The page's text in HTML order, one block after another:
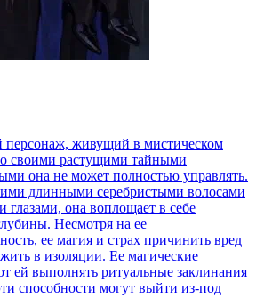
живущий в мистическом
своими растущими тайными
она не может полностью управлять.
длинными серебристыми волосами
она воплощает в себе
Несмотря на ее
ее магия и страх причинить вред
в изоляции. Ее магические
ей выполнять ритуальные заклинания
способности могут выйти из-под